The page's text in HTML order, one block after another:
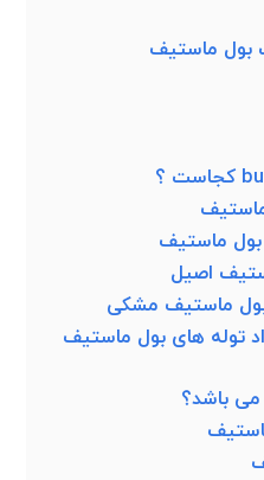
بول ماستیف
ماستیف
اصیل
ماستیف مشکی
توله های بول ماستیف
باشد؟